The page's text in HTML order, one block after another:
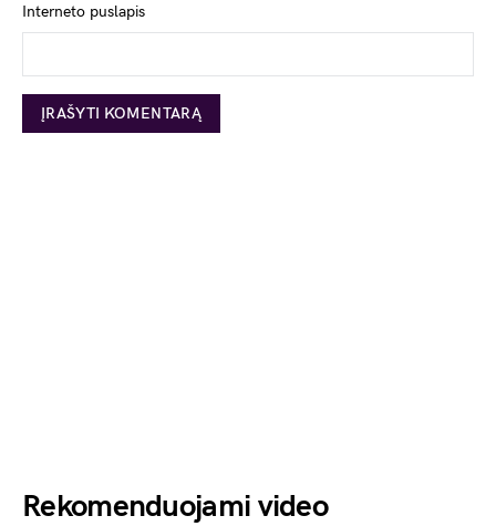
Interneto puslapis
Rekomenduojami video